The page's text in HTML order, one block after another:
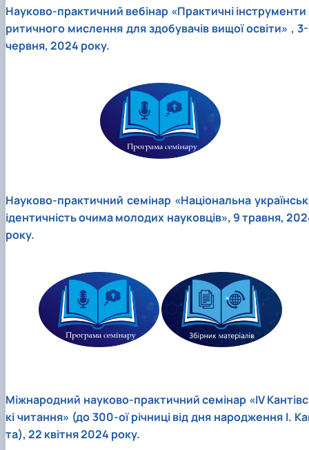
Науково-практичний вебінар «Практичні інструменти
ритичного мислення для здобувачів вищої освіти» ,
червня, 2024 року.
Науково-практичний семінар «Національна
ідентичність очима молодих науковців», 9 травня,
року.
Міжнародний науково-практичний семінар «ІV
кі читання» (до 300-ої річниці від дня народження І.
та), 22 квітня 2024 року.